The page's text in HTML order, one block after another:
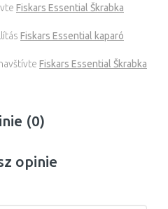
Fiskars Essential Škrabka
Fiskars Essential kaparó
Fiskars Essential Škrabka
(0)
opinie